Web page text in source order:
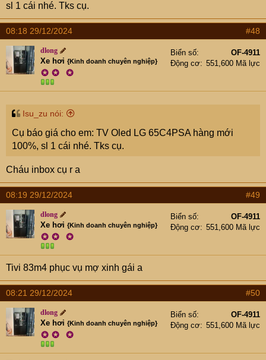
sl 1 cái nhé. Tks cụ.
08:18 29/12/2024 #48
dlong
Xe hơi {Kinh doanh chuyên nghiệp}
✪ ✪ ✪
Biển số
OF-4911
Động cơ
551,600 Mã lực
Isu_zu nói:
Cụ báo giá cho em: TV Oled LG 65C4PSA hàng mới
100%, sl 1 cái nhé. Tks cụ.
Cháu inbox cụ r a
08:19 29/12/2024 #49
dlong
Xe hơi {Kinh doanh chuyên nghiệp}
✪ ✪ ✪
Biển số
OF-4911
Động cơ
551,600 Mã lực
Tivi 83m4 phục vụ mợ xinh gái a
08:21 29/12/2024 #50
dlong
Xe hơi {Kinh doanh chuyên nghiệp}
✪ ✪ ✪
Biển số
OF-4911
Động cơ
551,600 Mã lực